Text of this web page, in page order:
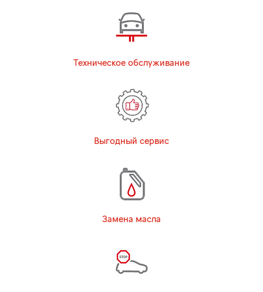
Техническое обслуживание
Выгодный сервис
Замена масла